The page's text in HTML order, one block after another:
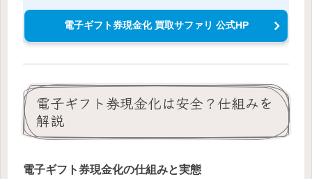
電子ギフト券現金化 買取サファリ 公式HP
電子ギフト券現金化は安全？仕組みを
解説
電子ギフト券現金化の仕組みと実態